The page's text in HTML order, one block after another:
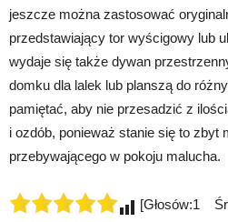
jeszcze można zastosować
przedstawiający tor wyścigowy lub
wydaje się także dywan
domku dla lalek lub planszą do
pamiętać, aby nie przesadzić z
i ozdób, ponieważ stanie się to zbyt
przebywającego w pokoju malucha.
[Głosów:1